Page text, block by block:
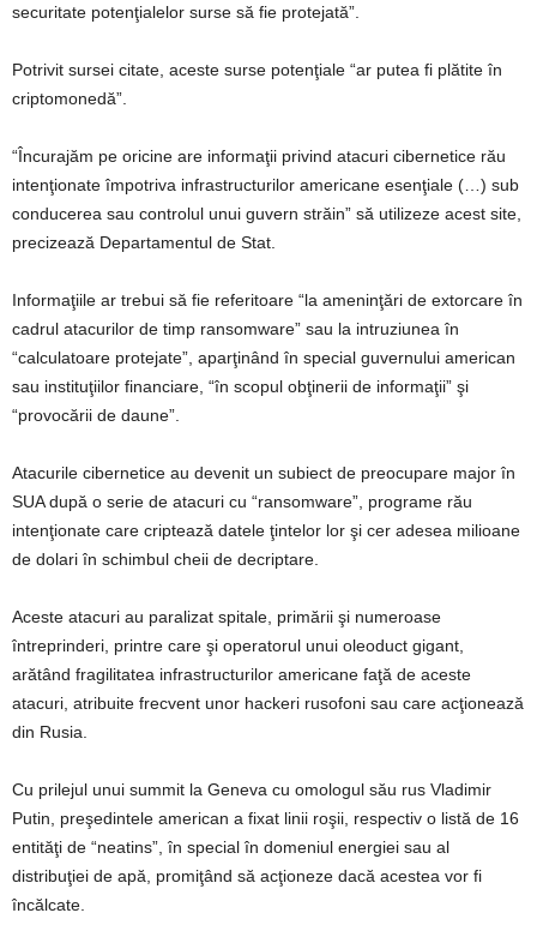
securitate potenţialelor surse să fie protejată”.
Potrivit sursei citate, aceste surse potenţiale “ar putea fi plătite în
criptomonedă”.
“Încurajăm pe oricine are informaţii privind atacuri cibernetice rău
intenţionate împotriva infrastructurilor americane esenţiale (…) sub
conducerea sau controlul unui guvern străin” să utilizeze acest site,
precizează Departamentul de Stat.
Informaţiile ar trebui să fie referitoare “la ameninţări de extorcare în
cadrul atacurilor de timp ransomware” sau la intruziunea în
“calculatoare protejate”, aparţinând în special guvernului american
sau instituţiilor financiare, “în scopul obţinerii de informaţii” şi
“provocării de daune”.
Atacurile cibernetice au devenit un subiect de preocupare major în
SUA după o serie de atacuri cu “ransomware”, programe rău
intenţionate care criptează datele ţintelor lor şi cer adesea milioane
de dolari în schimbul cheii de decriptare.
Aceste atacuri au paralizat spitale, primării şi numeroase
întreprinderi, printre care şi operatorul unui oleoduct gigant,
arătând fragilitatea infrastructurilor americane faţă de aceste
atacuri, atribuite frecvent unor hackeri rusofoni sau care acţionează
din Rusia.
Cu prilejul unui summit la Geneva cu omologul său rus Vladimir
Putin, preşedintele american a fixat linii roşii, respectiv o listă de 16
entităţi de “neatins”, în special în domeniul energiei sau al
distribuţiei de apă, promiţând să acţioneze dacă acestea vor fi
încălcate.